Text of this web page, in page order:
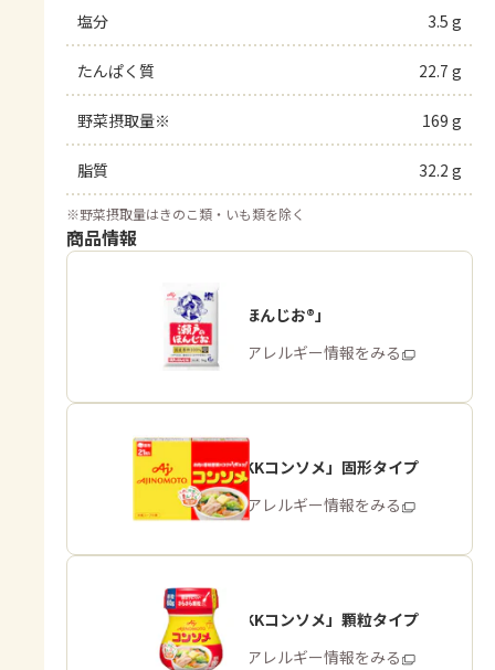
塩分 3.5 g
たんぱく質 22.7 g
野菜摂取量※ 169 g
脂質 32.2 g
※野菜摂取量はきのこ類・いも類を除く
商品情報
「瀬戸のほんじお®」
商品・アレルギー情報をみる
「味の素KKコンソメ」固形タイプ
商品・アレルギー情報をみる
「味の素KKコンソメ」顆粒タイプ
商品・アレルギー情報をみる